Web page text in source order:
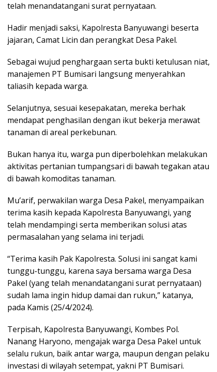
telah menandatangani surat pernyataan.
Hadir menjadi saksi, Kapolresta Banyuwangi beserta
jajaran, Camat Licin dan perangkat Desa Pakel.
Sebagai wujud penghargaan serta bukti ketulusan niat,
manajemen PT Bumisari langsung menyerahkan
taliasih kepada warga.
Selanjutnya, sesuai kesepakatan, mereka berhak
mendapat penghasilan dengan ikut bekerja merawat
tanaman di areal perkebunan.
Bukan hanya itu, warga pun diperbolehkan melakukan
aktivitas pertanian tumpangsari di bawah tegakan atau
di bawah komoditas tanaman.
Mu’arif, perwakilan warga Desa Pakel, menyampaikan
terima kasih kepada Kapolresta Banyuwangi, yang
telah mendampingi serta memberikan solusi atas
permasalahan yang selama ini terjadi.
“Terima kasih Pak Kapolresta. Solusi ini sangat kami
tunggu-tunggu, karena saya bersama warga Desa
Pakel (yang telah menandatangani surat pernyataan)
sudah lama ingin hidup damai dan rukun,” katanya,
pada Kamis (25/4/2024).
Terpisah, Kapolresta Banyuwangi, Kombes Pol.
Nanang Haryono, mengajak warga Desa Pakel untuk
selalu rukun, baik antar warga, maupun dengan pelaku
investasi di wilayah setempat, yakni PT Bumisari.